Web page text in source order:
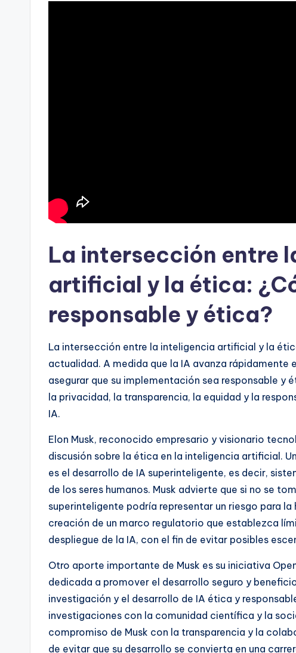
La intersección entre
artificial y la ética:
responsable y ética?
La intersección entre la inteligencia artificial y la
actualidad. A medida que la IA avanza rápidamente
asegurar que su implementación sea responsable
la privacidad, la transparencia, la equidad y la
IA.
Elon Musk, reconocido empresario y visionario
discusión sobre la ética en la inteligencia artificial.
es el desarrollo de IA superinteligente, es decir,
de los seres humanos. Musk advierte que si no se
superinteligente podría representar un riesgo para
creación de un marco regulatorio que establezca
despliegue de la IA, con el fin de evitar posibles
Otro aporte importante de Musk es su iniciativa
dedicada a promover el desarrollo seguro y
investigación y el desarrollo de IA ética y
investigaciones con la comunidad científica y la
compromiso de Musk con la transparencia y la
de evitar que su desarrollo se convierta en una